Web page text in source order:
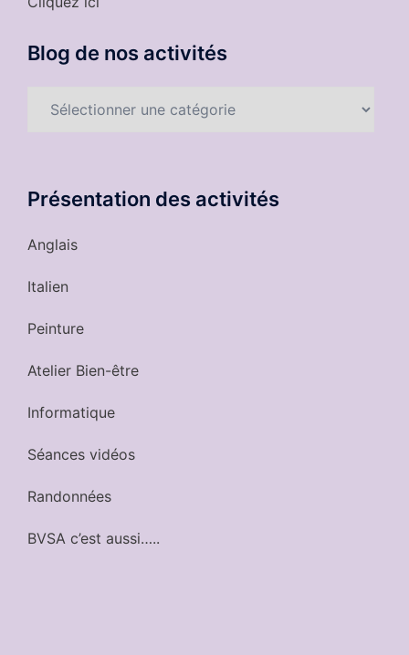
Blog de nos activités
Présentation des activités
Anglais
Italien
Peinture
Atelier Bien-être
Informatique
Séances vidéos
Randonnées
BVSA c’est aussi…..